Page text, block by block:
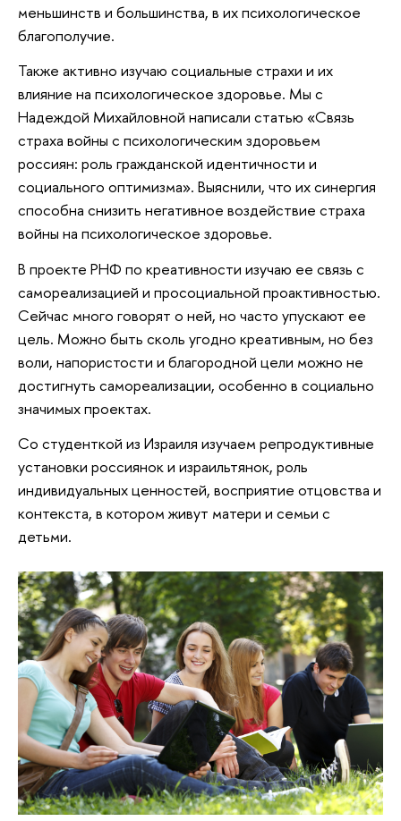
меньшинств и большинства, в их психологическое
благополучие.
Также активно изучаю социальные страхи и их
влияние на психологическое здоровье. Мы с
Надеждой Михайловной написали статью «Связь
страха войны с психологическим здоровьем
россиян: роль гражданской идентичности и
социального оптимизма». Выяснили, что их синергия
способна снизить негативное воздействие страха
войны на психологическое здоровье.
В проекте РНФ по креативности изучаю ее связь с
самореализацией и просоциальной проактивностью.
Сейчас много говорят о ней, но часто упускают ее
цель. Можно быть сколь угодно креативным, но без
воли, напористости и благородной цели можно не
достигнуть самореализации, особенно в социально
значимых проектах.
Со студенткой из Израиля изучаем репродуктивные
установки россиянок и израильтянок, роль
индивидуальных ценностей, восприятие отцовства и
контекста, в котором живут матери и семьи с
детьми.